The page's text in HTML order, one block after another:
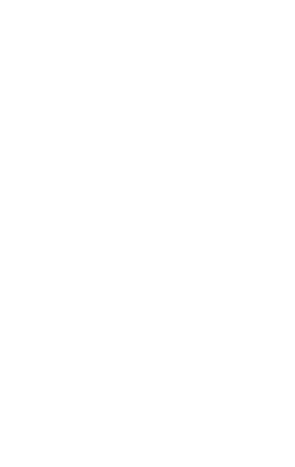
スチック製品の場合は
生します。 そのままにしていると、見た
答えを教えます
は「BED」なのでベットは間違いではない